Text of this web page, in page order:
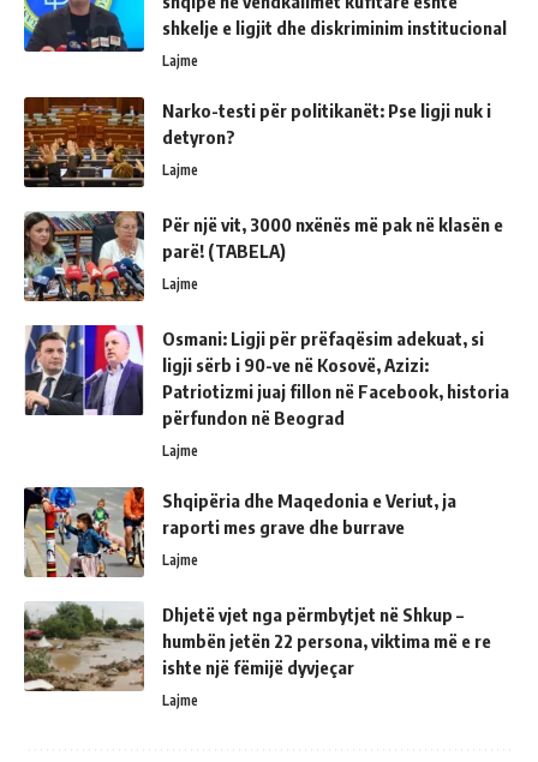
shkelje e ligjit dhe diskriminim institucional
Lajme
Narko-testi për politikanët: Pse ligji nuk i
detyron?
Lajme
Për një vit, 3000 nxënës më pak në klasën e
parë! (TABELA)
Lajme
Osmani: Ligji për prëfaqësim adekuat, si
ligji sërb i 90-ve në Kosovë, Azizi:
Patriotizmi juaj fillon në Facebook, historia
përfundon në Beograd
Lajme
Shqipëria dhe Maqedonia e Veriut, ja
raporti mes grave dhe burrave
Lajme
Dhjetë vjet nga përmbytjet në Shkup –
humbën jetën 22 persona, viktima më e re
ishte një fëmijë dyvjeçar
Lajme